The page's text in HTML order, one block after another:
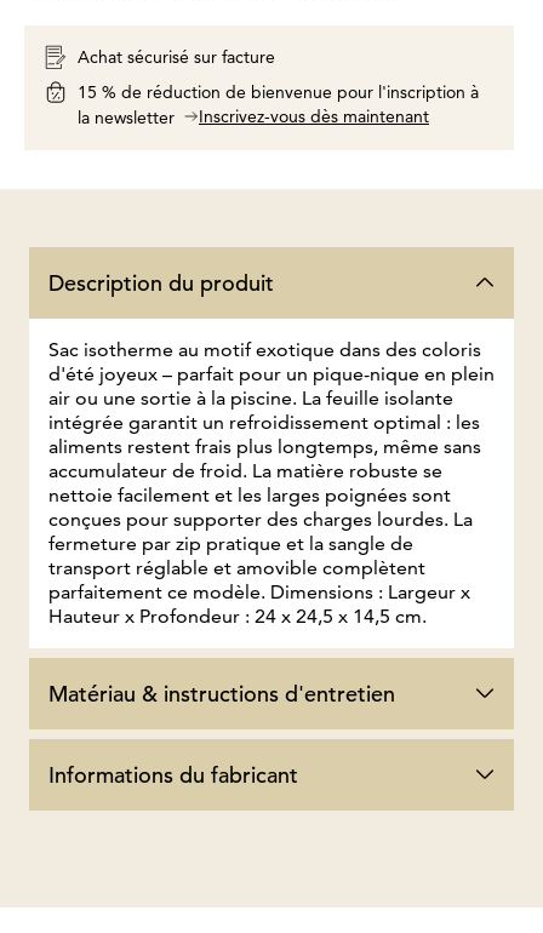
Achat sécurisé sur facture
15 % de réduction de bienvenue pour l'inscription à
la newsletter
Inscrivez-vous dès maintenant
Description du produit
Sac isotherme au motif exotique dans des coloris
d'été joyeux – parfait pour un pique-nique en plein
air ou une sortie à la piscine. La feuille isolante
intégrée garantit un refroidissement optimal : les
aliments restent frais plus longtemps, même sans
accumulateur de froid. La matière robuste se
nettoie facilement et les larges poignées sont
conçues pour supporter des charges lourdes. La
fermeture par zip pratique et la sangle de
transport réglable et amovible complètent
parfaitement ce modèle. Dimensions : Largeur x
Hauteur x Profondeur : 24 x 24,5 x 14,5 cm.
Matériau & instructions d'entretien
Informations du fabricant